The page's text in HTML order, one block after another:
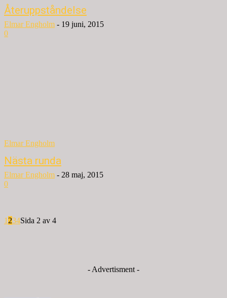
Återuppståndelse
Elmar Engholm - 19 juni, 2015
0
Elmar Engholm
Nästa runda
Elmar Engholm - 28 maj, 2015
0
1 234Sida 2 av 4
- Advertisment -